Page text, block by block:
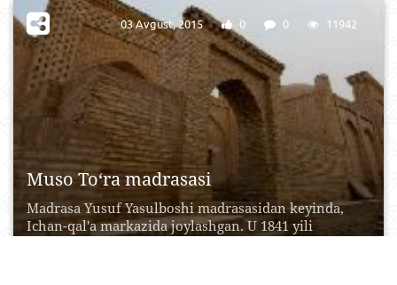
Muso To‘ra madrasasi
Madrasa Yusuf Yasulboshi madrasasidan keyinda,
Ichan-qal'a markazida joylashgan. U 1841 yili
03 Avgust, 2015 0 0 11942